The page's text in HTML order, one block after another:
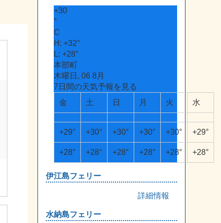
+30
°
C
H: +32°
L: +28°
本部町
木曜日, 06 8月
7日間の天気予報を見る
金
土 日 月 火 水
+29° +30° +30° +30° +30° +29°
+28° +28° +28° +28° +28° +28°
伊江島フェリー
詳細情報
水納島フェリー